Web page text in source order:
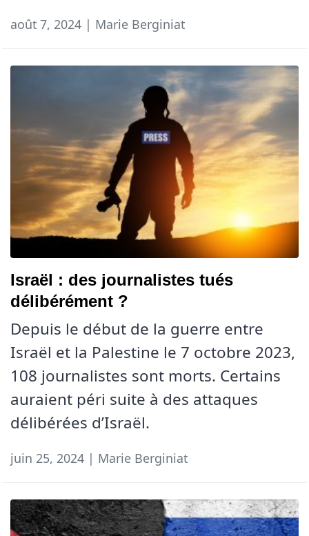
août 7, 2024 | Marie Berginiat
Israël : des journalistes tués
délibérément ?
Depuis le début de la guerre entre
Israël et la Palestine le 7 octobre 2023,
108 journalistes sont morts. Certains
auraient péri suite à des attaques
délibérées d’Israël.
juin 25, 2024 | Marie Berginiat